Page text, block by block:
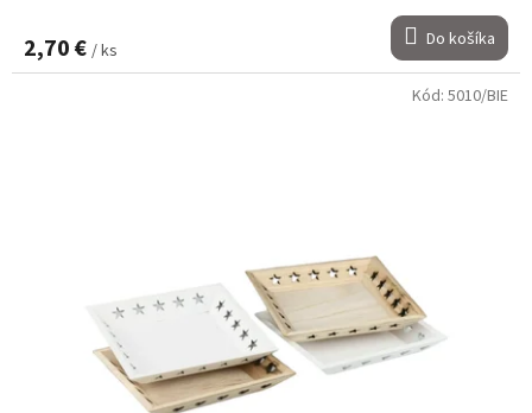
2,70 € / ks Do košíka
Kód: 5010/BIE